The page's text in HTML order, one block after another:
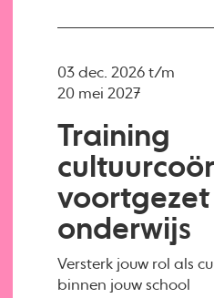
Training
voortgezet
onderwijs
Versterk jouw rol als
binnen jouw school
03 dec. 2026 t/m
20 mei 2027